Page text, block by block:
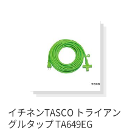
イチネンTASCO トライアン
グルタップ TA649EG